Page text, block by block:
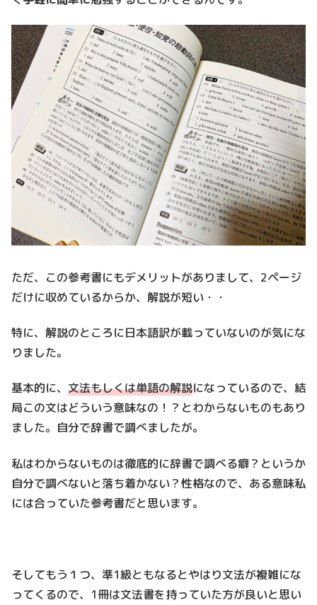
ただ、この参考書にもデメリットがありまして、2ページ
だけに収めているからか、解説が短い・・
特に、解説のところに日本語訳が載っていないのが気にな
りました。
基本的に、 文法もしくは単語の解説になっているので、結
局この文はどういう意味なの！？とわからないものもあり
ました。自分で辞書で調べましたが。
私はわからないものは徹底的に辞書で調べる癖？というか
自分で調べないと落ち着かない？性格なので、ある意味私
には合っていた参考書だと思います。
そしてもう１つ、準1級ともなるとやはり文法が複雑にな
ってくるので、1冊は文法書を持っていた方が良いと思い